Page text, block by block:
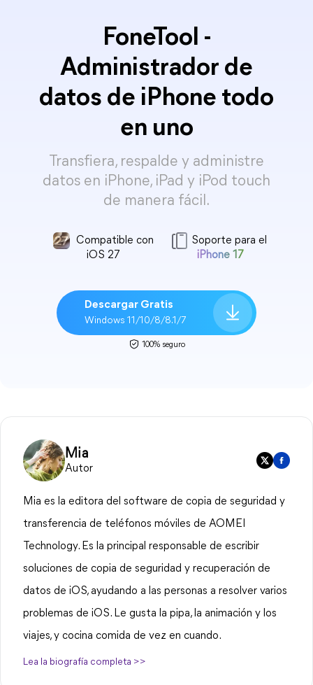
FoneTool -
Administrador de
datos de iPhone todo
en uno
Transfiera, respalde y administre
datos en iPhone, iPad y iPod touch
de manera fácil.
Compatible con
iOS 27
Soporte para el
iPhone 17
Descargar Gratis
Windows 11/10/8/8.1/7
100% seguro
Mia
Autor
Mia es la editora del software de copia de seguridad y
transferencia de teléfonos móviles de AOMEI
Technology. Es la principal responsable de escribir
soluciones de copia de seguridad y recuperación de
datos de iOS, ayudando a las personas a resolver varios
problemas de iOS. Le gusta la pipa, la animación y los
viajes, y cocina comida de vez en cuando.
Lea la biografía completa >>